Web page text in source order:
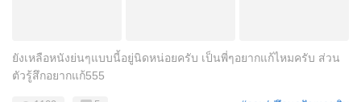
ยังเหลือหนังย่นๆแบบนี้อยู่นิดหน่อยครับ เป็นพี่ๆอยากแก้ไหมครับ ส่วน
ตัวรู้สึกอยากแก้555